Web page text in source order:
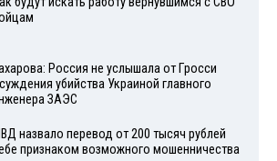
Россия не услышала от Гросси
убийства Украиной главного
ЗАЭС
назвало перевод от 200 тысяч рублей
признаком возможного мошенничества